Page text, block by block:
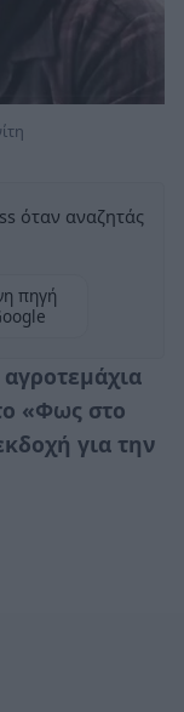
όταν αναζητάς
πηγή
«Φως στο
για την